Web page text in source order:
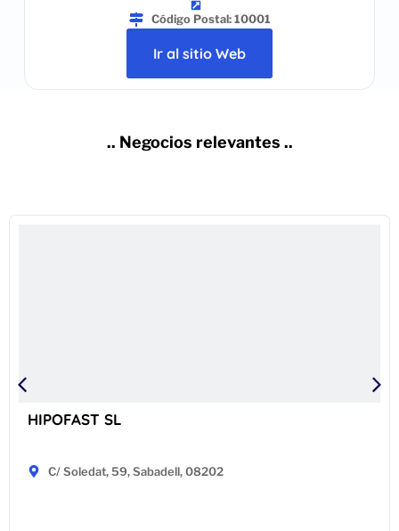
Código Postal: 10001
Ir al sitio Web
.. Negocios relevantes ..
HIPOFAST SL
C/ Soledat, 59, Sabadell, 08202